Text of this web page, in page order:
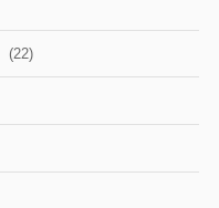
(22)